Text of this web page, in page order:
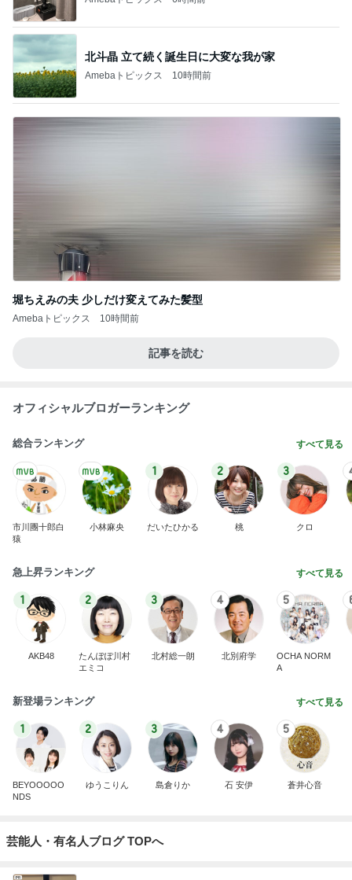
北斗晶 立て続く誕生日に大変な我が家
Amebaトピックス 10時間前
堀ちえみの夫 少しだけ変えてみた髪型
Amebaトピックス 10時間前
記事を読む
オフィシャルブロガーランキング
総合ランキング すべて見る
市川團十郎白
猿
小林麻央
1
だいたひかる
2
桃
3
クロ
急上昇ランキング すべて見る
1
AKB48
2
たんぽぽ川村
エミコ
3
北村総一朗
4
北別府学
5
OCHA NORM
A
新登場ランキング すべて見る
1
BEYOOOOO
NDS
2
ゆうこりん
3
島倉りか
4
石 安伊
5
蒼井心音
芸能人・有名人ブログ TOPへ